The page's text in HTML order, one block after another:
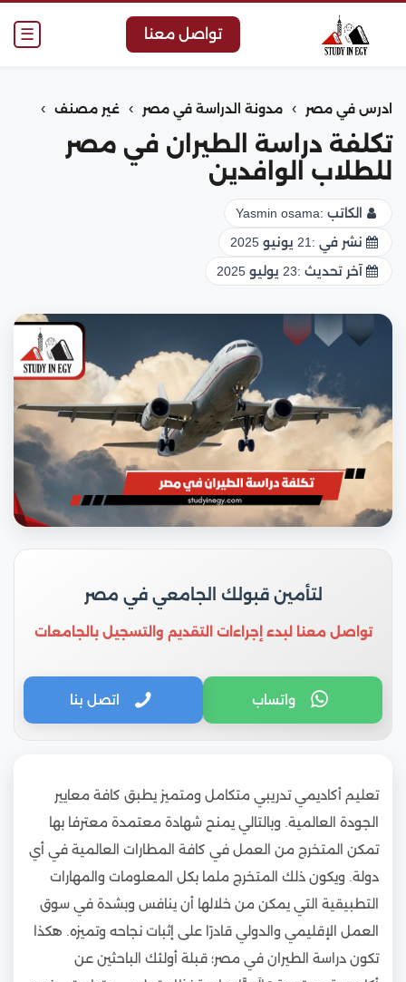
☰ تواصل معنا
ادرس في مصر › مدونة الدراسة في مصر › غير مصنف ›
تكلفة دراسة الطيران في مصر
للطلاب الوافدين
الكاتب :Yasmin osama
نشر في : 21 يونيو 2025
آخر تحديث :23 يوليو 2025
لتأمين قبولك الجامعي في مصر
تواصل معنا لبدء إجراءات التقديم والتسجيل بالجامعات
واتساب اتصل بنا
تعليم أكاديمي تدريبي متكامل ومتميز يطبق كافة معايير
الجودة العالمية. وبالتالي يمنح شهادة معتمدة معترفا بها
تمكن المتخرج من العمل في كافة المطارات العالمية في أي
دولة. ويكون ذلك المتخرج ملما بكل المعلومات والمهارات
التطبيقية التي يمكن من خلالها أن ينافس وبشدة في سوق
العمل الإقليمي والدولي قادرًا على إثبات نجاحه وتميزه. هكذا
تكون دراسة الطيران في مصر؛ قبلة أولئك الباحثين عن